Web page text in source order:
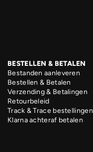
BESTELLEN & BETALEN
Bestanden aanleveren
Bestellen & Betalen
Verzending & Betalingen
Retourbeleid
Track & Trace bestellingen
Klarna achteraf betalen